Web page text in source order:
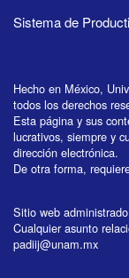
Sistema de
Hecho en México,
todos los derechos
Esta página y sus
lucrativos, siempre y
dirección electrónica.
De otra forma,
Sitio web
Cualquier asunto
padiij@unam.mx